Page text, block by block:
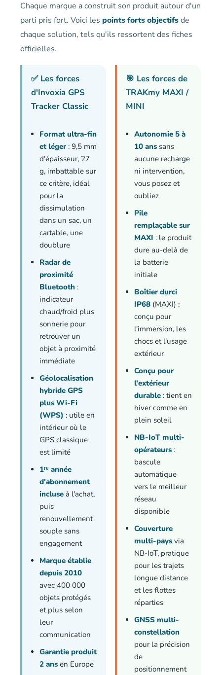
Chaque marque a construit son produit autour d'un
parti pris fort. Voici les points forts objectifsde
chaque solution, tels qu'ils ressortent des fiches
officielles.
✅ Les forces
d'Invoxia GPS
Tracker Classic
Format ultra-fin
et léger: 9,5 mm
d'épaisseur, 27
g, imbattable sur
ce critère, idéal
pour la
dissimulation
dans un sac, un
cartable, une
doublure
Radar de
proximité
Bluetooth:
indicateur
chaud/froid plus
sonnerie pour
retrouver un
objet à proximité
immédiate
Géolocalisation
hybride GPS
plus Wi-Fi
(WPS) : utile en
intérieur où le
GPS classique
est limité
1ʳᵉ année
d'abonnement
incluseà l'achat,
puis
renouvellement
souple sans
engagement
Marque établie
depuis 2010
avec 400 000
objets protégés
et plus selon
leur
communication
Garantie produit
2 ansen Europe
🎯 Les forces de
TRAKmy MAXI /
MINI
Autonomie 5 à
10 anssans
aucune recharge
ni intervention,
vous posez et
oubliez
Pile
remplaçable sur
MAXI : le produit
dure au-delà de
la batterie
initiale
Boîtier durci
IP68(MAXI) :
conçu pour
l'immersion, les
chocs et l'usage
extérieur
Conçu pour
l'extérieur
durable: tient en
hiver comme en
plein soleil
NB-IoT multi-
opérateurs:
bascule
automatique
vers le meilleur
réseau
disponible
Couverture
multi-paysvia
NB-IoT, pratique
pour les trajets
longue distance
et les flottes
réparties
GNSS multi-
constellation
pour la précision
de
positionnement